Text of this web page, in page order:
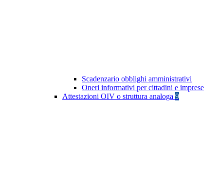
Scadenzario obblighi amministrativi
Oneri informativi per cittadini e imprese
Attestazioni OIV o struttura analoga 9